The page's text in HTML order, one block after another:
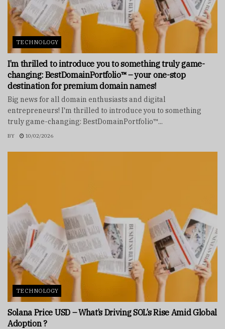
TECHNOLOGY
I’m thrilled to introduce you to something truly game-
changing: BestDomainPortfolio™ – your one-stop
destination for premium domain names!
Big news for all domain enthusiasts and digital
entrepreneurs! I'm thrilled to introduce you to something
truly game-changing: BestDomainPortfolio™...
BY 10/02/2026
TECHNOLOGY
Solana Price USD – What’s Driving SOL’s Rise Amid Global
Adoption ?